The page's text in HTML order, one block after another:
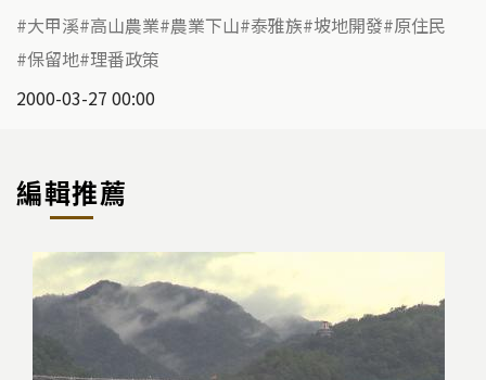
大甲溪 高山農業 農業下山 泰雅族 坡地開發 原住民
保留地 理番政策
2000-03-27 00:00
編輯推薦